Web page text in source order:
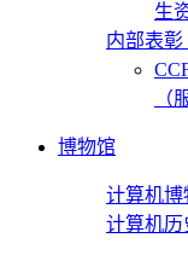
生
内部表彰
（
博物馆
计算机博
计算机历